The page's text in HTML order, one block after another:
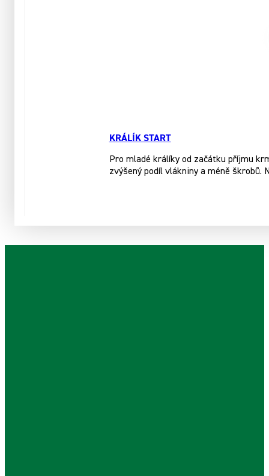
KRÁLÍK START
Pro mladé králíky od začátku příjmu
zvýšený podíl vlákniny a méně škrobů.